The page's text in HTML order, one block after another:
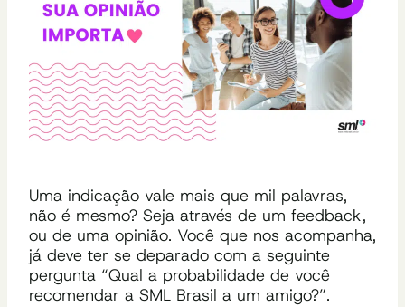
Uma indicação vale mais que mil palavras,
não é mesmo? Seja através de um feedback,
ou de uma opinião. Você que nos acompanha,
já deve ter se deparado com a seguinte
pergunta “Qual a probabilidade de você
recomendar a SML Brasil a um amigo?”.